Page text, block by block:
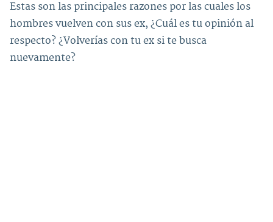
Estas son las principales razones por las cuales los
hombres vuelven con sus ex, ¿Cuál es tu opinión al
respecto? ¿Volverías con tu ex si te busca
nuevamente?